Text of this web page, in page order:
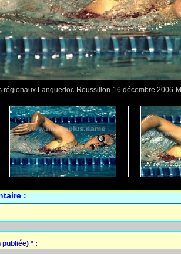
régionaux Languedoc-Roussillon-16 décembre 2006-
:
* :